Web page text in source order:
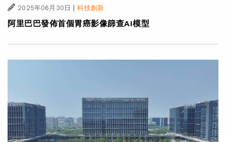
2025年06月30日 | 科技創新
阿里巴巴發佈首個胃癌影像篩查AI模型